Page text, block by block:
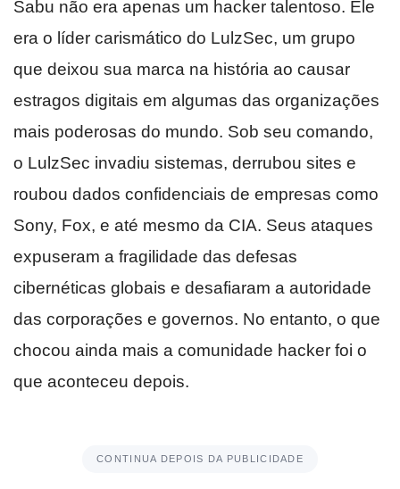
Sabu não era apenas um hacker talentoso. Ele
era o líder carismático do LulzSec, um grupo
que deixou sua marca na história ao causar
estragos digitais em algumas das organizações
mais poderosas do mundo. Sob seu comando,
o LulzSec invadiu sistemas, derrubou sites e
roubou dados confidenciais de empresas como
Sony, Fox, e até mesmo da CIA. Seus ataques
expuseram a fragilidade das defesas
cibernéticas globais e desafiaram a autoridade
das corporações e governos. No entanto, o que
chocou ainda mais a comunidade hacker foi o
que aconteceu depois.
CONTINUA DEPOIS DA PUBLICIDADE